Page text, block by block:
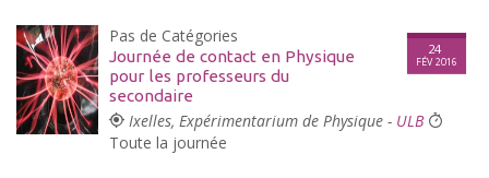
Pas de Catégories
Journée de contact en Physique
pour les professeurs du
secondaire
24
FÉV 2016
Ixelles, Expérimentarium de Physique - ULB
Toute la journée